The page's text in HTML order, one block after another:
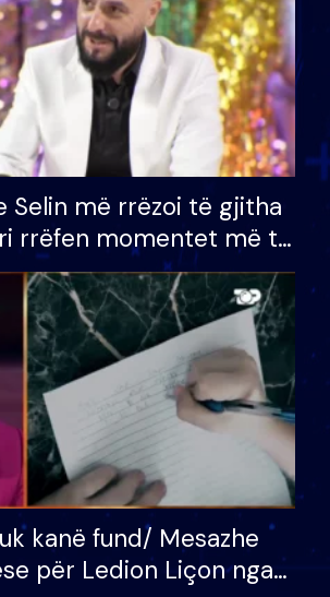
Selin më rrëzoi të gjitha
rrëfen momentet më të
e BB VIP: Do më
e mëngjesit kur…
kanë fund/ Mesazhe
për Ledion Liçon nga